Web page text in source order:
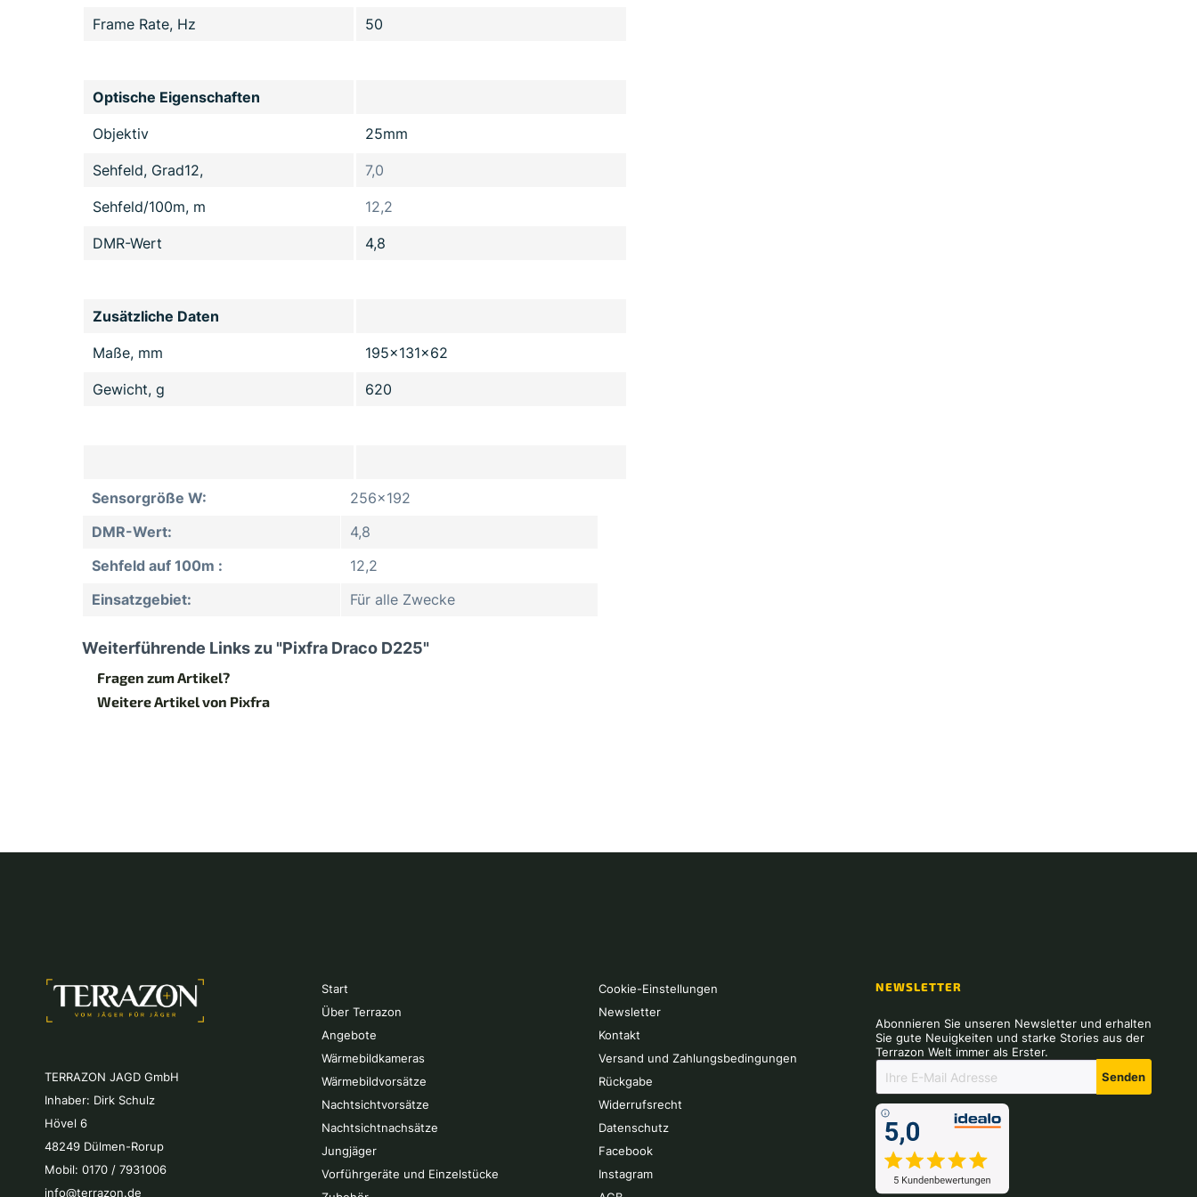
Frame Rate, Hz 50
Optische Eigenschaften
Objektiv 25mm
Sehfeld, Grad12, 7,0
Sehfeld/100m, m 12,2
DMR-Wert 4,8
Zusätzliche Daten
Maße, mm 195x131x62
Gewicht, g 620
Sensorgröße W:
256x192
DMR-Wert:
4,8
Sehfeld auf 100m :
12,2
Einsatzgebiet:
Für alle Zwecke
Weiterführende Links zu "Pixfra Draco D225"
Fragen zum Artikel?
Weitere Artikel von Pixfra
TERRAZON JAGD GmbH
Inhaber: Dirk Schulz
Hövel 6
48249 Dülmen-Rorup
Mobil: 0170 / 7931006
info@terrazon.de
Start
Über Terrazon
Angebote
Wärmebildkameras
Wärmebildvorsätze
Nachtsichtvorsätze
Nachtsichtnachsätze
Jungjäger
Vorführgeräte und Einzelstücke
Cookie-Einstellungen
Newsletter
Kontakt
Versand und Zahlungsbedingungen
Rückgabe
Widerrufsrecht
Datenschutz
Facebook
Instagram
NEWSLETTER
Abonnieren Sie unseren Newsletter und erhalten
Sie gute Neuigkeiten und starke Stories aus der
Terrazon Welt immer als Erster.
Senden